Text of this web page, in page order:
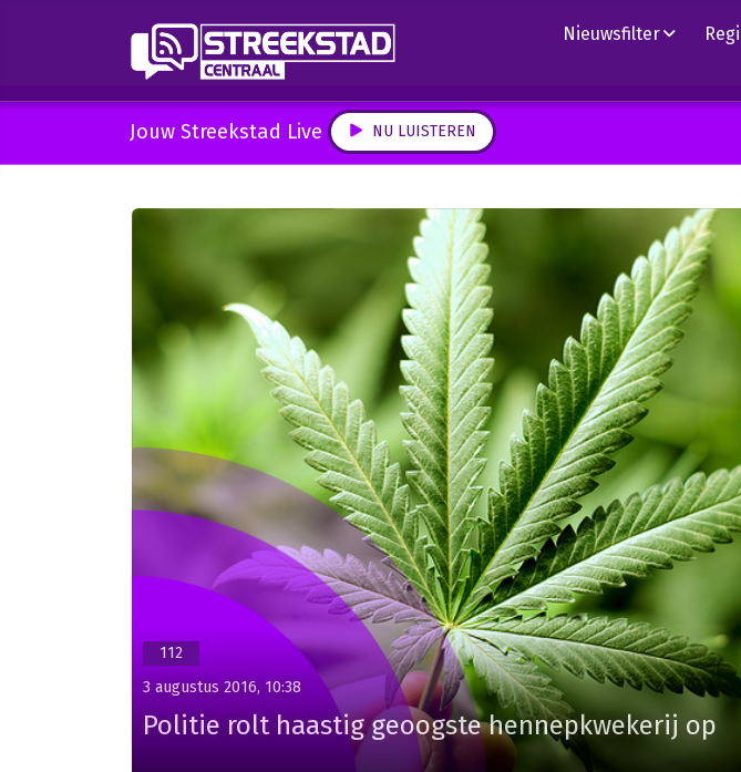
Nieuwsfilter
Jouw Streekstad Live NU LUISTEREN
112
3 augustus 2016, 10:38
Politie rolt haastig geoogste hennepkwekerij op